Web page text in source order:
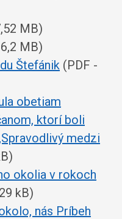
MB)
MB)
Štefánik (PDF -
obetiam
ktorí boli
medzi
okolia v rokoch
kB)
nás Príbeh